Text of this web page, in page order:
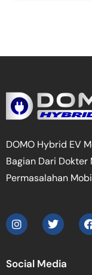
DOMO Hybrid EV
Bagian Dari Dokter
Permasalahan
Social Media